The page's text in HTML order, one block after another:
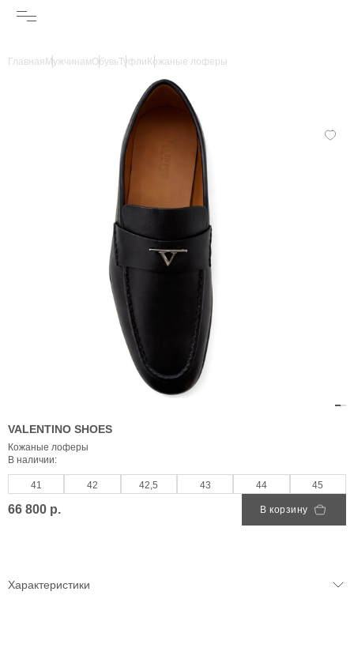
Главная МужчинамОбувьТуфли Кожаные лоферы
VALENTINO SHOES
Кожаные лоферы
В наличии:
41 42 42,5 43 44 45
66 800 р. В корзину
Характеристики